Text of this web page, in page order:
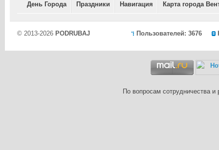
День Города Праздники Навигация Карта города
Пользователей: 3676
© 2013-2026 PODRUBAJ
По вопросам сотрудничества